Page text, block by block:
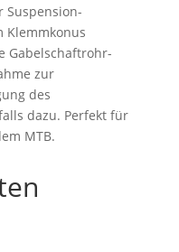
Suspension-
Klemmkonus
Gabelschaftrohr-
zur
des
dazu. Perfekt für
MTB.